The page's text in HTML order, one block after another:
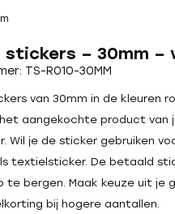
stickers – 30mm –
TS-R010-30MM
van 30mm in de kleuren
aangekochte product van
Wil je de sticker gebruiken
textielsticker. De betaald
te bergen. Maak keuze uit je
bij hogere aantallen.